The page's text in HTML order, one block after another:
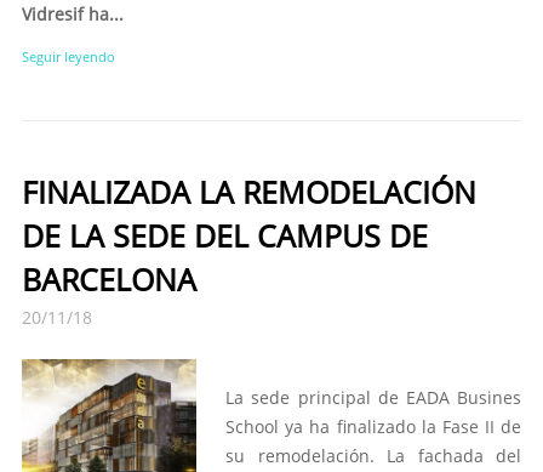
Vidresif ha...
Seguir leyendo
FINALIZADA LA REMODELACIÓN
DE LA SEDE DEL CAMPUS DE
BARCELONA
20/11/18
La sede principal de EADA Busines
School ya ha finalizado la Fase II de
su remodelación. La fachada del